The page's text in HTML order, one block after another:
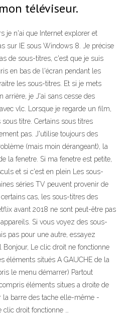
téléviseur.
je n'ai que Internet explorer et
sur IE sous Windows 8. Je précise
de sous-titres, c'est que je suis
en bas de l'écran pendant les
les sous-titres. Et si je mets
arrière, je J'ai sans cesse des
vlc. Lorsque je regarde un film,
titre. Certains sous titres
pas. J'utilise toujours des
(mais moin dérangeant), la
la fenetre. Si ma fenetre est petite,
et si c'est en plein Les sous-
séries TV peuvent provenir de
cas, les sous-titres des
avant 2018 ne sont peut-être pas
Si vous voyez des sous-
pas pour une autre, essayez
Le clic droit ne fonctionne
éléments situés A GAUCHE de la
le menu démarrer) Partout
éléments situes a droite de
la barre des tache elle-même -
droit fonctionne …